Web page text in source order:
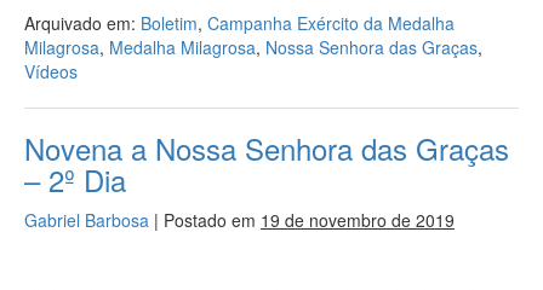
Arquivado em: Boletim, Campanha Exército da Medalha
Milagrosa, Medalha Milagrosa, Nossa Senhora das Graças,
Vídeos
Novena a Nossa Senhora das Graças
– 2º Dia
Gabriel Barbosa | Postado em 19 de novembro de 2019